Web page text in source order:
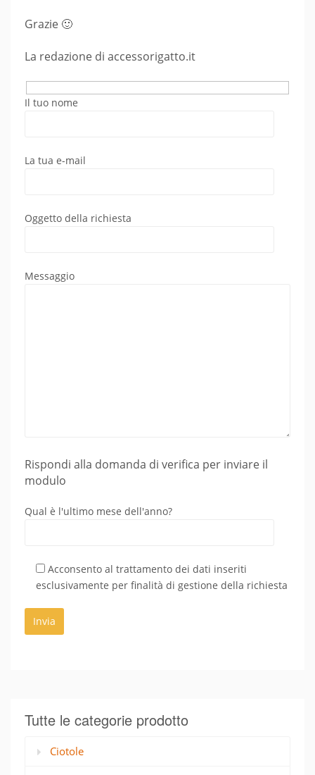
Grazie 🙂
La redazione di accessorigatto.it
Il tuo nome
La tua e-mail
Oggetto della richiesta
Messaggio
Rispondi alla domanda di verifica per inviare il
modulo
Qual è l'ultimo mese dell'anno?
Acconsento al trattamento dei dati inseriti
esclusivamente per finalità di gestione della richiesta
Tutte le categorie prodotto
Ciotole